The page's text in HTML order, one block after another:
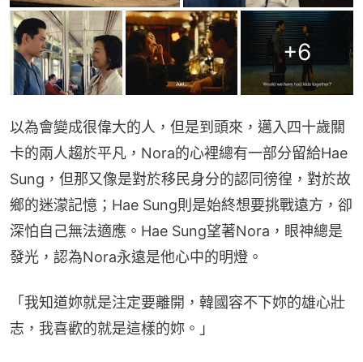
+6
以為會變成很偉大的人，但是到頭來，邁入四十歲關
卡的兩人趨於平凡，Nora的心裡總有一部分留給Hae
Sung，但那又像是對於移民身分的認同徬徨，對於故
鄉的迷濛記憶；Hae Sung則是始終想要挑戰遠方，卻
深怕自己無法適應。Hae Sung望著Nora，眼神總是
發光，認為Nora永遠是他心中的明燈。
「我知道妳就是注定要離開，韓國容不下妳的雄心壯
志，我喜歡的就是這樣的妳。」